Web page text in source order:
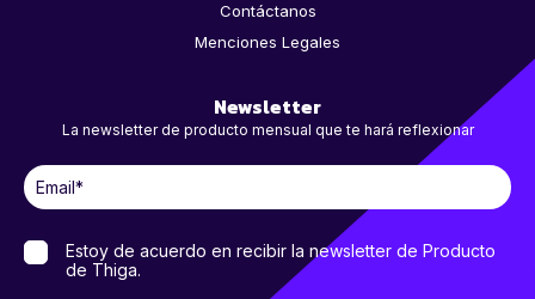
Contáctanos
Menciones Legales
Newsletter
La newsletter de producto mensual que te hará reflexionar
Estoy de acuerdo en recibir la newsletter de Producto
de Thiga.